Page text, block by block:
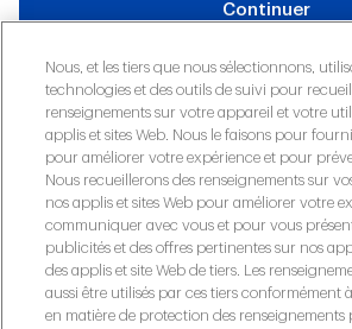
Continuer
Annuler la demande
Confidentialité
Sécurité et fraude
Nous, et les tiers que nous sélectionnons,
technologies et des outils de suivi pour
renseignements sur votre appareil et votre
applis et sites Web. Nous le faisons pour
pour améliorer votre expérience et pour
Nous recueillerons des renseignements sur
nos applis et sites Web pour améliorer votre
communiquer avec vous et pour vous
publicités et des offres pertinentes sur nos
des applis et site Web de tiers. Les
aussi être utilisés par ces tiers conformément
en matière de protection des renseignements